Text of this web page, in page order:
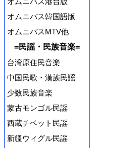
オムニバス韓国語版
オムニバスMTV他
=民謡・民族音楽=
台湾原住民音楽
中国民歌・漢族民謡
少数民族音楽
蒙古モンゴル民謡
西蔵チベット民謡
新疆ウィグル民謡